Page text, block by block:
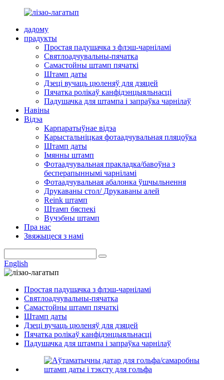
дадому
прадукты
Простая падушачка з флэш-чарніламі
Святлоадчувальны-пячатка
Самастойны штамп пячаткі
Штамп даты
Дзеці вучаць цюленяў для дзяцей
Пячатка ролікаў канфідэнцыяльнасці
Падушачка для штампа і запраўка чарнілаў
Навіны
Відэа
Карпаратыўнае відэа
Карыстальніцкая фотаадчувальная пляцоўка
Штамп даты
Імянны штамп
Фотаадчувальная пракладка/бавоўна з
бесперапыннымі чарніламі
Фотаадчувальная абалонка ўшчыльнення
Друкаваны стол/ Друкаваны алей
Reink штамп
Штамп бяспекі
Вучэбны штамп
Пра нас
Звяжыцеся з намі
English
Простая падушачка з флэш-чарніламі
Святлоадчувальны-пячатка
Самастойны штамп пячаткі
Штамп даты
Дзеці вучаць цюленяў для дзяцей
Пячатка ролікаў канфідэнцыяльнасці
Падушачка для штампа і запраўка чарнілаў